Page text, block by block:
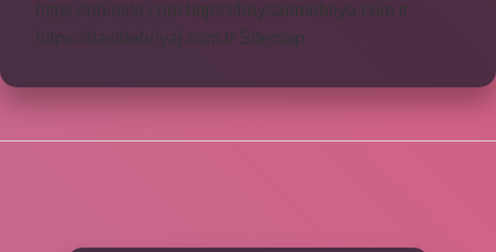
https://obirsite.com
https://beysanmobilya.com.tr
https://bastdebriyaj.com.tr Sitemap